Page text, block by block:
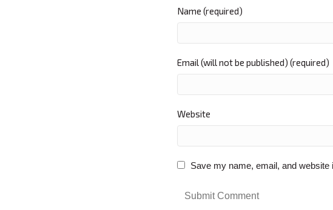
Name (required)
Email (will not be published) (required)
Website
Save my name, email, and